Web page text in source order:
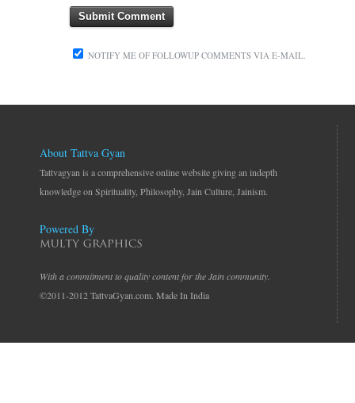
NOTIFY ME OF FOLLOWUP COMMENTS VIA E-MAIL.
About Tattva Gyan
Tattvagyan is a comprehensive online website giving an indepth
knowledge on Spirituality, Philosophy, Jain Culture, Jainism.
Powered By
With a commitment to quality content for the Jain community.
©2011-2012 TattvaGyan.com. Made In India